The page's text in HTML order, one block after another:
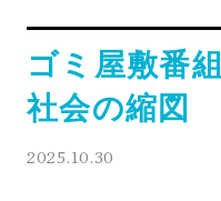
ゴミ屋敷番
社会の縮図
2025.10.30